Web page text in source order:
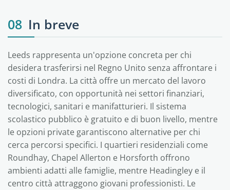
08 In breve
Leeds rappresenta un'opzione concreta per chi
desidera trasferirsi nel Regno Unito senza affrontare i
costi di Londra. La città offre un mercato del lavoro
diversificato, con opportunità nei settori finanziari,
tecnologici, sanitari e manifatturieri. Il sistema
scolastico pubblico è gratuito e di buon livello, mentre
le opzioni private garantiscono alternative per chi
cerca percorsi specifici. I quartieri residenziali come
Roundhay, Chapel Allerton e Horsforth offrono
ambienti adatti alle famiglie, mentre Headingley e il
centro città attraggono giovani professionisti. Le